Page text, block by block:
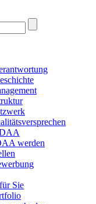
werden
Sie